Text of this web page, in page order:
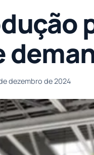
dezembro de 2024